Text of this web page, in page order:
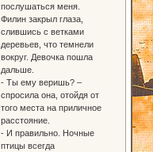
послушаться меня.
Филин закрыл глаза,
слившись с ветками
деревьев, что темнели
вокруг. Девочка пошла
дальше.
- Ты ему веришь? –
спросила она, отойдя от
того места на приличное
расстояние.
- И правильно. Ночные
птицы всегда